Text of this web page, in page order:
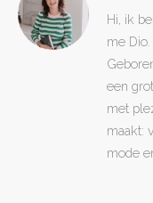
Hi, ik
me
een
met
maakt:
mode